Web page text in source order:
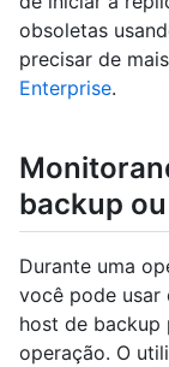
obsoletas
precisar de
Enterprise.
backup
Durante uma
você pode usar
host de backup
operação. O